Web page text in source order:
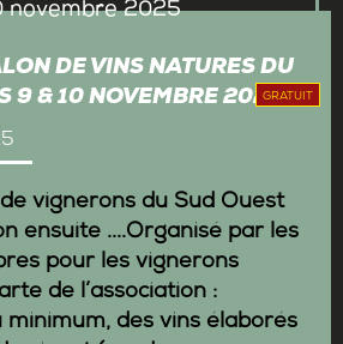
DE VINS NATURES DU
9 & 10 NOVEMBRE 2025GRATUIT
vignerons du Sud Ouest
ensuite ....Organisé par les
pour les vignerons
de l’association :
des vins élaborés